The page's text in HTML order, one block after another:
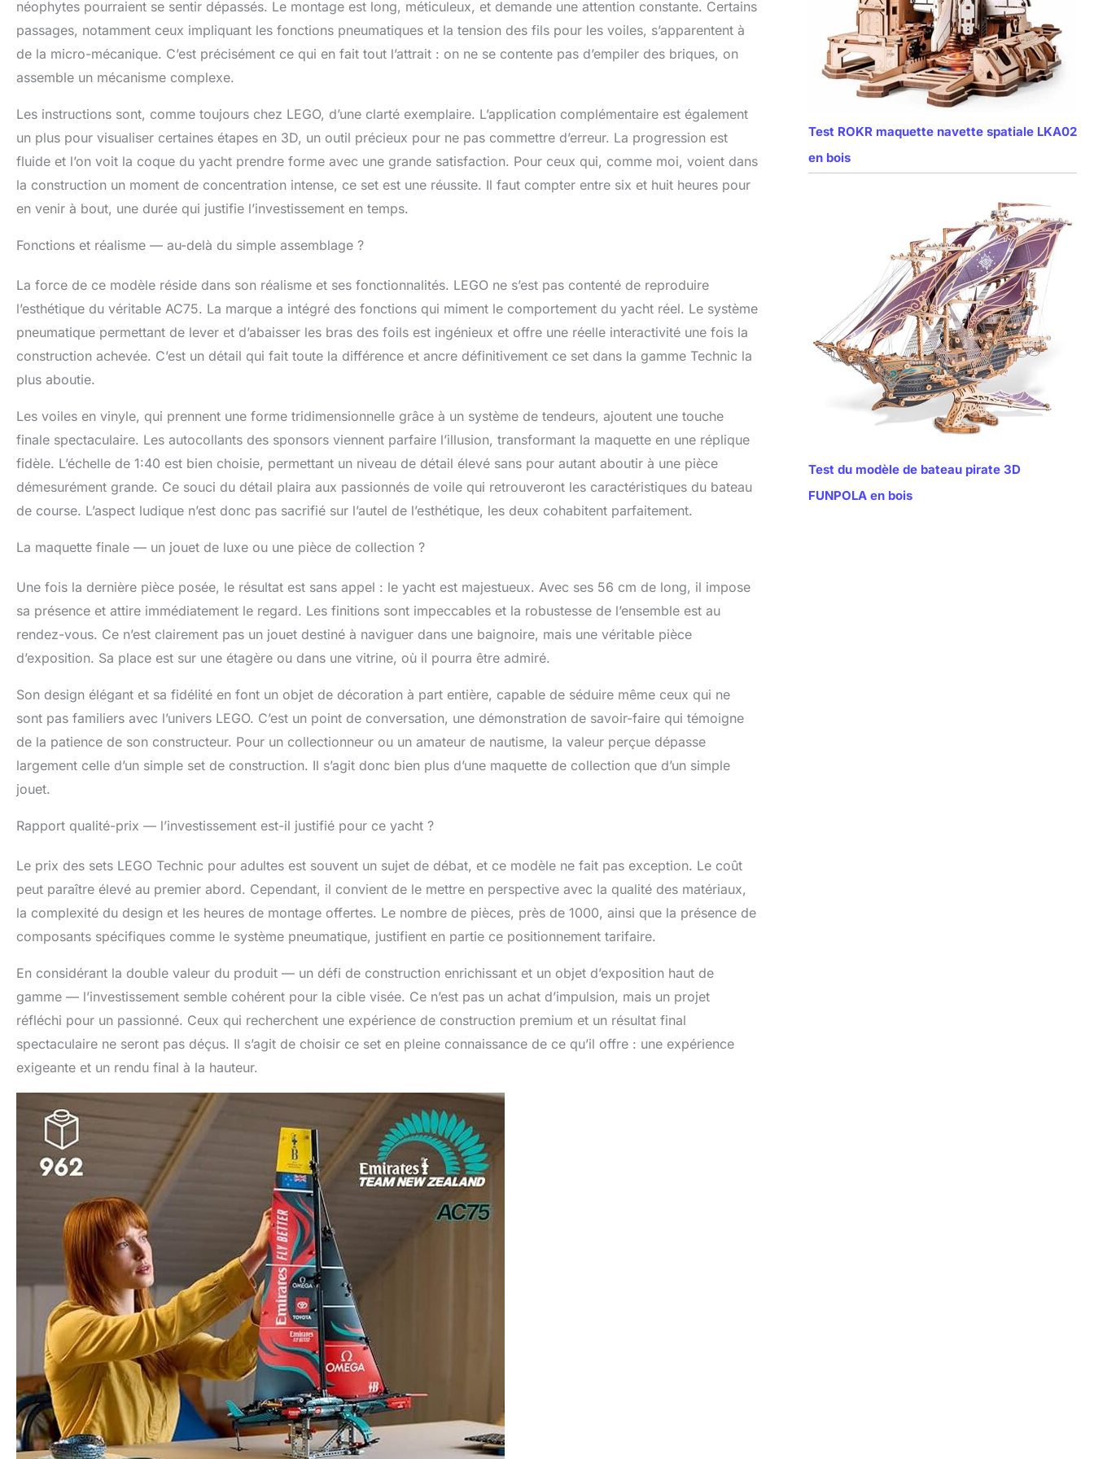
modèle en 3D
néophytes pourraient se sentir dépassés. Le montage est long, méticuleux, et demande une attention constante. Certains
passages, notamment ceux impliquant les fonctions pneumatiques et la tension des fils pour les voiles, s’apparentent à
de la micro-mécanique. C’est précisément ce qui en fait tout l’attrait : on ne se contente pas d’empiler des briques, on
assemble un mécanisme complexe.
Les instructions sont, comme toujours chez LEGO, d’une clarté exemplaire. L’application complémentaire est également
un plus pour visualiser certaines étapes en 3D, un outil précieux pour ne pas commettre d’erreur. La progression est
fluide et l’on voit la coque du yacht prendre forme avec une grande satisfaction. Pour ceux qui, comme moi, voient dans
la construction un moment de concentration intense, ce set est une réussite. Il faut compter entre six et huit heures pour
en venir à bout, une durée qui justifie l’investissement en temps.
Fonctions et réalisme — au-delà du simple assemblage ?
La force de ce modèle réside dans son réalisme et ses fonctionnalités. LEGO ne s’est pas contenté de reproduire
l’esthétique du véritable AC75. La marque a intégré des fonctions qui miment le comportement du yacht réel. Le système
pneumatique permettant de lever et d’abaisser les bras des foils est ingénieux et offre une réelle interactivité une fois la
construction achevée. C’est un détail qui fait toute la différence et ancre définitivement ce set dans la gamme Technic la
plus aboutie.
Les voiles en vinyle, qui prennent une forme tridimensionnelle grâce à un système de tendeurs, ajoutent une touche
finale spectaculaire. Les autocollants des sponsors viennent parfaire l’illusion, transformant la maquette en une réplique
fidèle. L’échelle de 1:40 est bien choisie, permettant un niveau de détail élevé sans pour autant aboutir à une pièce
démesurément grande. Ce souci du détail plaira aux passionnés de voile qui retrouveront les caractéristiques du bateau
de course. L’aspect ludique n’est donc pas sacrifié sur l’autel de l’esthétique, les deux cohabitent parfaitement.
La maquette finale — un jouet de luxe ou une pièce de collection ?
Une fois la dernière pièce posée, le résultat est sans appel : le yacht est majestueux. Avec ses 56 cm de long, il impose
sa présence et attire immédiatement le regard. Les finitions sont impeccables et la robustesse de l’ensemble est au
rendez-vous. Ce n’est clairement pas un jouet destiné à naviguer dans une baignoire, mais une véritable pièce
d’exposition. Sa place est sur une étagère ou dans une vitrine, où il pourra être admiré.
Son design élégant et sa fidélité en font un objet de décoration à part entière, capable de séduire même ceux qui ne
sont pas familiers avec l’univers LEGO. C’est un point de conversation, une démonstration de savoir-faire qui témoigne
de la patience de son constructeur. Pour un collectionneur ou un amateur de nautisme, la valeur perçue dépasse
largement celle d’un simple set de construction. Il s’agit donc bien plus d’une maquette de collection que d’un simple
jouet.
Rapport qualité-prix — l’investissement est-il justifié pour ce yacht ?
Le prix des sets LEGO Technic pour adultes est souvent un sujet de débat, et ce modèle ne fait pas exception. Le coût
peut paraître élevé au premier abord. Cependant, il convient de le mettre en perspective avec la qualité des matériaux,
la complexité du design et les heures de montage offertes. Le nombre de pièces, près de 1000, ainsi que la présence de
composants spécifiques comme le système pneumatique, justifient en partie ce positionnement tarifaire.
En considérant la double valeur du produit — un défi de construction enrichissant et un objet d’exposition haut de
gamme — l’investissement semble cohérent pour la cible visée. Ce n’est pas un achat d’impulsion, mais un projet
réfléchi pour un passionné. Ceux qui recherchent une expérience de construction premium et un résultat final
spectaculaire ne seront pas déçus. Il s’agit de choisir ce set en pleine connaissance de ce qu’il offre : une expérience
exigeante et un rendu final à la hauteur.
Test ROKR maquette navette spatiale LKA02
en bois
Test du modèle de bateau pirate 3D
FUNPOLA en bois